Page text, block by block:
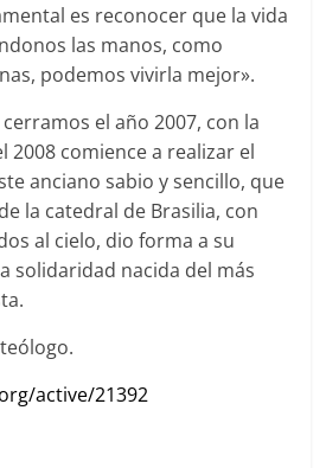
es reconocer que la vida
las manos, como
podemos vivirla mejor».
el año 2007, con la
2008 comience a realizar el
anciano sabio y sencillo, que
la catedral de Brasilia, con
al cielo, dio forma a su
solidaridad nacida del más
active/21392